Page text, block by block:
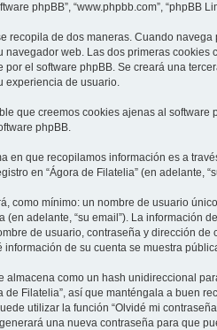
phpBB”, “www.phpbb.com”,
recopila de dos maneras. Cuando
navegador web. Las dos primeras cookies
por el software phpBB. Se creará una
experiencia de usuario.
que creemos cookies ajenas al
phpBB.
en que recopilamos información es a
en “Ágora de Filatelia” (en adelante,
como mínimo: un nombre de usuario
(en adelante, “su email”). La información
de usuario, contraseña y dirección de
información de su cuenta se muestra
almacena como un hash unidireccional
de Filatelia”, así que manténgala a buen
utilizar la función “Olvidé mi
una nueva contraseña para que